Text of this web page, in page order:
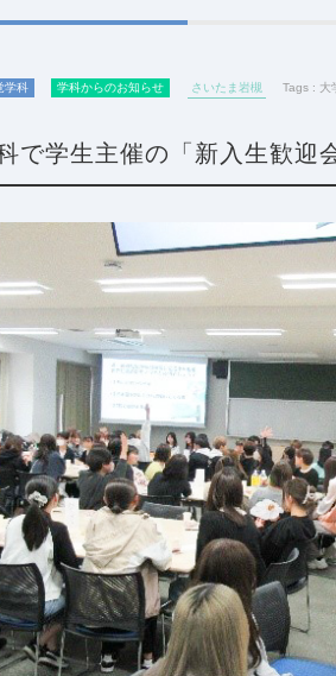
学科 学科からのお知らせ さいたま岩槻 Tags : 大
で学生主催の「新入生歓迎